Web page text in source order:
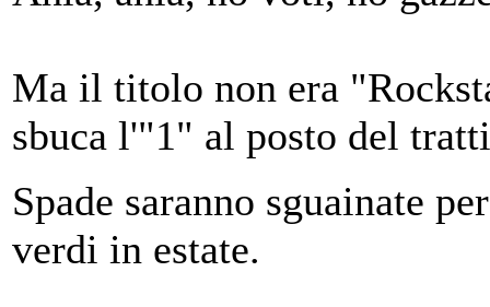
Ma il titolo non era
sbuca l'"1" al posto del
Spade saranno sguainate
verdi in estate.